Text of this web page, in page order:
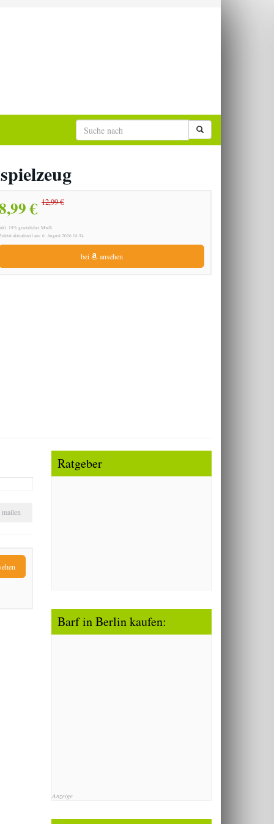
€ 12,99 €
19% gesetzlicher MwSt.
aktualisiert am: 6. August 2026 18:54
bei ansehen
mailen
Ratgeber
Barf in Berlin kaufen:
Anzeige